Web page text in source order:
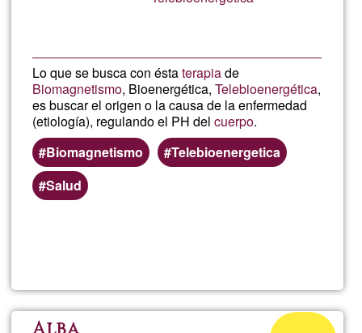
Lo que se busca con éstaterapiade
Biomagnetismo, Bioenergética,Telebioenergética,
es buscar el origen o la causa de la enfermedad
(etiología), regulando el PH delcuerpo.
Biomagnetismo
Telebioenergetica
Salud
Juan
José
Acceptance